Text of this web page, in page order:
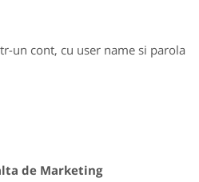
cont, cu user name si parola
de Marketing